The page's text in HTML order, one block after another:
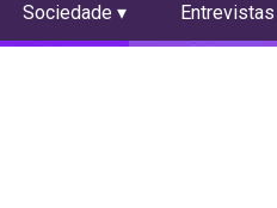
Sociedade ▾ Entrevistas